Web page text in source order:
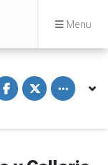
Menu
S
h
a
o
S
h
a
o
Toggle